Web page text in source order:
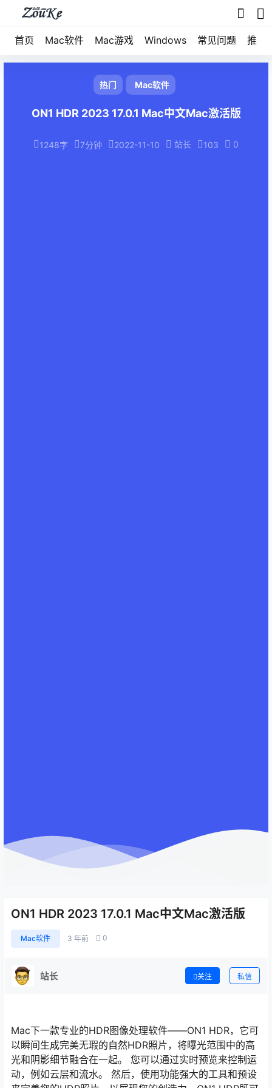
首页 Mac软件 Mac游戏 Windows 常见问题 推荐
热门 Mac软件
ON1 HDR 2023 17.0.1 Mac中文Mac激活版
1248字 7分钟 2022-11-10 站长 103 0
ON1 HDR 2023 17.0.1 Mac中文Mac激活版
Mac软件 3 年前 0
站长 关注 私信
Mac下一款专业的HDR图像处理软件——ON1 HDR，它可
以瞬间生成完美无瑕的自然HDR照片，将曝光范围中的高
光和阴影细节融合在一起。 您可以通过实时预览来控制运
动，例如云层和流水。 然后，使用功能强大的工具和预设